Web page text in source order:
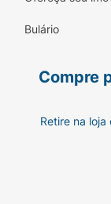
Bulário
Compre
Retire na